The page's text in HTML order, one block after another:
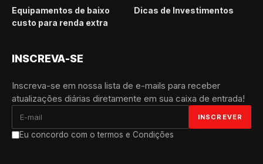
Equipamentos de baixo
custo para renda extra
Dicas de Investimentos
INSCREVA-SE
Inscreva-se em nossa lista de e-mails para receber
atualizações diárias diretamente em sua caixa de entrada!
Eu concordo com o termos e Condições